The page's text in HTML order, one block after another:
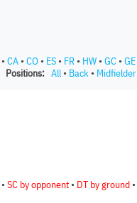
• CA • CO • ES • FR • HW • GC • GE
Positions: All • Back • Midfielder